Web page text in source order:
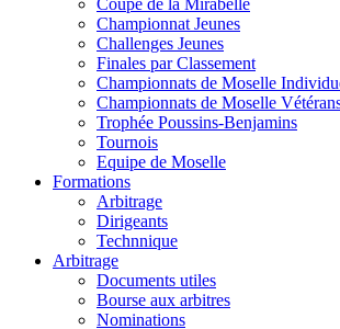
Coupe de la Mirabelle
Championnat Jeunes
Challenges Jeunes
Finales par Classement
Championnats de Moselle
Championnats de Moselle
Trophée Poussins-Benjamins
Tournois
Equipe de Moselle
Formations
Arbitrage
Dirigeants
Technnique
Arbitrage
Documents utiles
Bourse aux arbitres
Nominations